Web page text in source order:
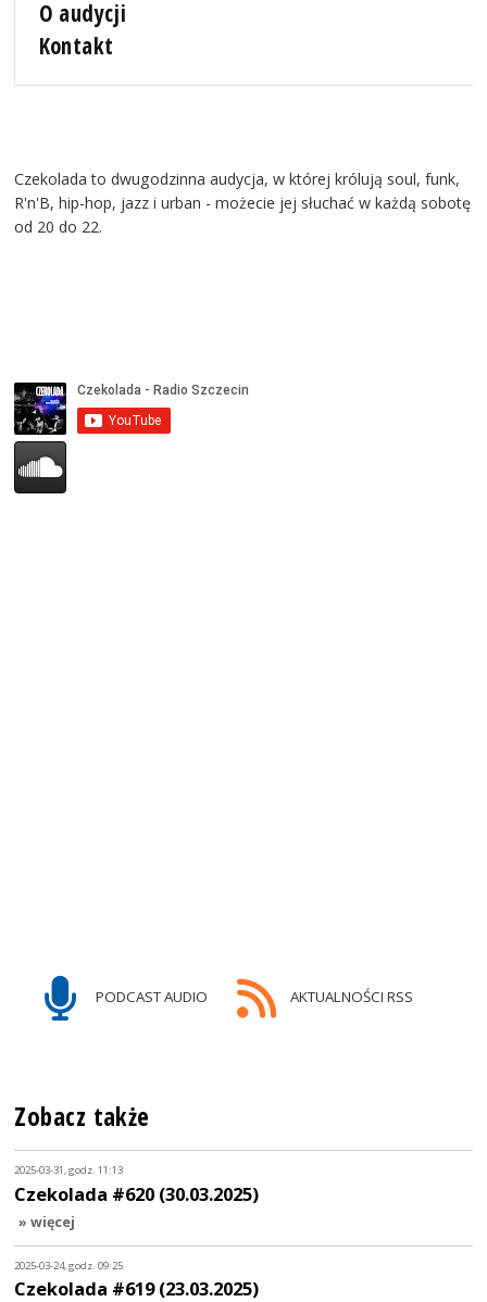
O audycji
Kontakt
Czekolada to dwugodzinna audycja, w której królują soul, funk,
R'n'B, hip-hop, jazz i urban - możecie jej słuchać w każdą sobotę
od 20 do 22.
PODCAST AUDIO AKTUALNOŚCI RSS
Zobacz także
2025-03-31, godz. 11:13
Czekolada #620 (30.03.2025)
» więcej
2025-03-24, godz. 09:25
Czekolada #619 (23.03.2025)